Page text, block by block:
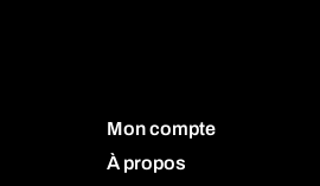
Mon compte
À propos